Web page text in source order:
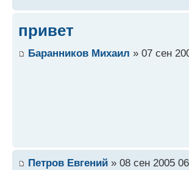
привет
Баранников Михаил » 07 сен
Петров Евгений » 08 сен 2005